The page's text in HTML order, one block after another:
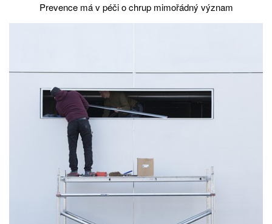
Prevence má v péči o chrup mimořádný význam